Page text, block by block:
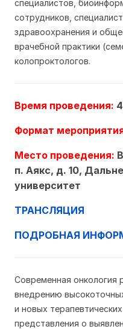
специалистов,
сотрудников,
здравоохранения и
врачебной практики
колопроктологов.
Время проведения:
Формат
Место проведения:
п. Аякс, д. 10,
университет
ТРАНСЛЯЦИЯ
ПОДРОБНАЯ
Современная онкология
внедрению
и новых
представления о